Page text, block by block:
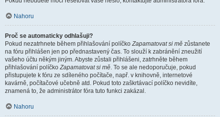
Nahoru
Proč se automaticky odhlašuji?
Pokud nezatrhnete během přihlašování políčkoZapamatovat si mě zůstanete
na fóru přihlášen jen po přednastavený čas. To slouží k zabránění zneužití
vašeho účtu někým jiným. Abyste zůstali přihlášeni, zatrhněte během
přihlašování políčkoZapamatovat si mě. To se ale nedoporučuje, pokud
přistupujete k fóru ze sdíleného počítače, např. v knihovně, internetové
kavárně, počítačové učebně atd. Pokud toto zaškrtávací políčko nevidíte,
znamená to, že administrátor fóra tuto funkci zakázal.
Nahoru